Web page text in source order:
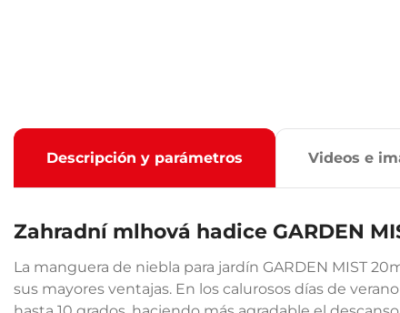
Descripción y parámetros Videos e
Zahradní mlhová hadice GARDEN
La manguera de niebla para jardín GARDEN MIST
sus mayores ventajas. En los calurosos días de